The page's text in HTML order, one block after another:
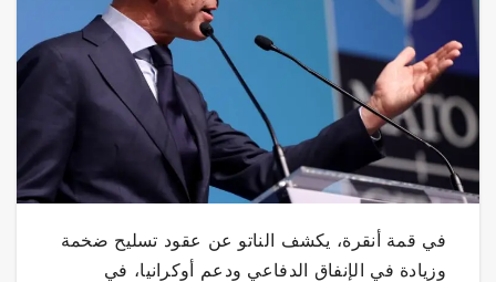
في قمة أنقرة، يكشف الناتو عن عقود تسليح ضخمة
وزيادة في الإنفاق الدفاعي ودعم أوكرانيا، في